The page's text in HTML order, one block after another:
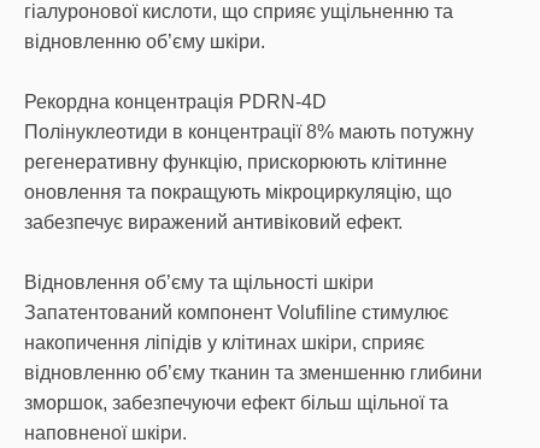
гіалуронової кислоти, що сприяє ущільненню та
відновленню об’єму шкіри.
Рекордна концентрація PDRN-4D
Полінуклеотиди в концентрації 8% мають потужну
регенеративну функцію, прискорюють клітинне
оновлення та покращують мікроциркуляцію, що
забезпечує виражений антивіковий ефект.
Відновлення об’єму та щільності шкіри
Запатентований компонент Volufiline стимулює
накопичення ліпідів у клітинах шкіри, сприяє
відновленню об’єму тканин та зменшенню глибини
зморшок, забезпечуючи ефект більш щільної та
наповненої шкіри.